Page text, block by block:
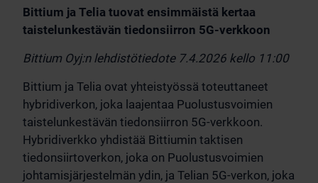
Bittium ja Telia tuovat ensimmäistä kertaa
taistelunkestävän tiedonsiirron 5G-verkkoon
Bittium Oyj:n lehdistötiedote 7.4.2026 kello 11:00
Bittium ja Telia ovat yhteistyössä toteuttaneet
hybridiverkon, joka laajentaa Puolustusvoimien
taistelunkestävän tiedonsiirron 5G-verkkoon.
Hybridiverkko yhdistää Bittiumin taktisen
tiedonsiirtoverkon, joka on Puolustusvoimien
johtamisjärjestelmän ydin, ja Telian 5G-verkon, joka